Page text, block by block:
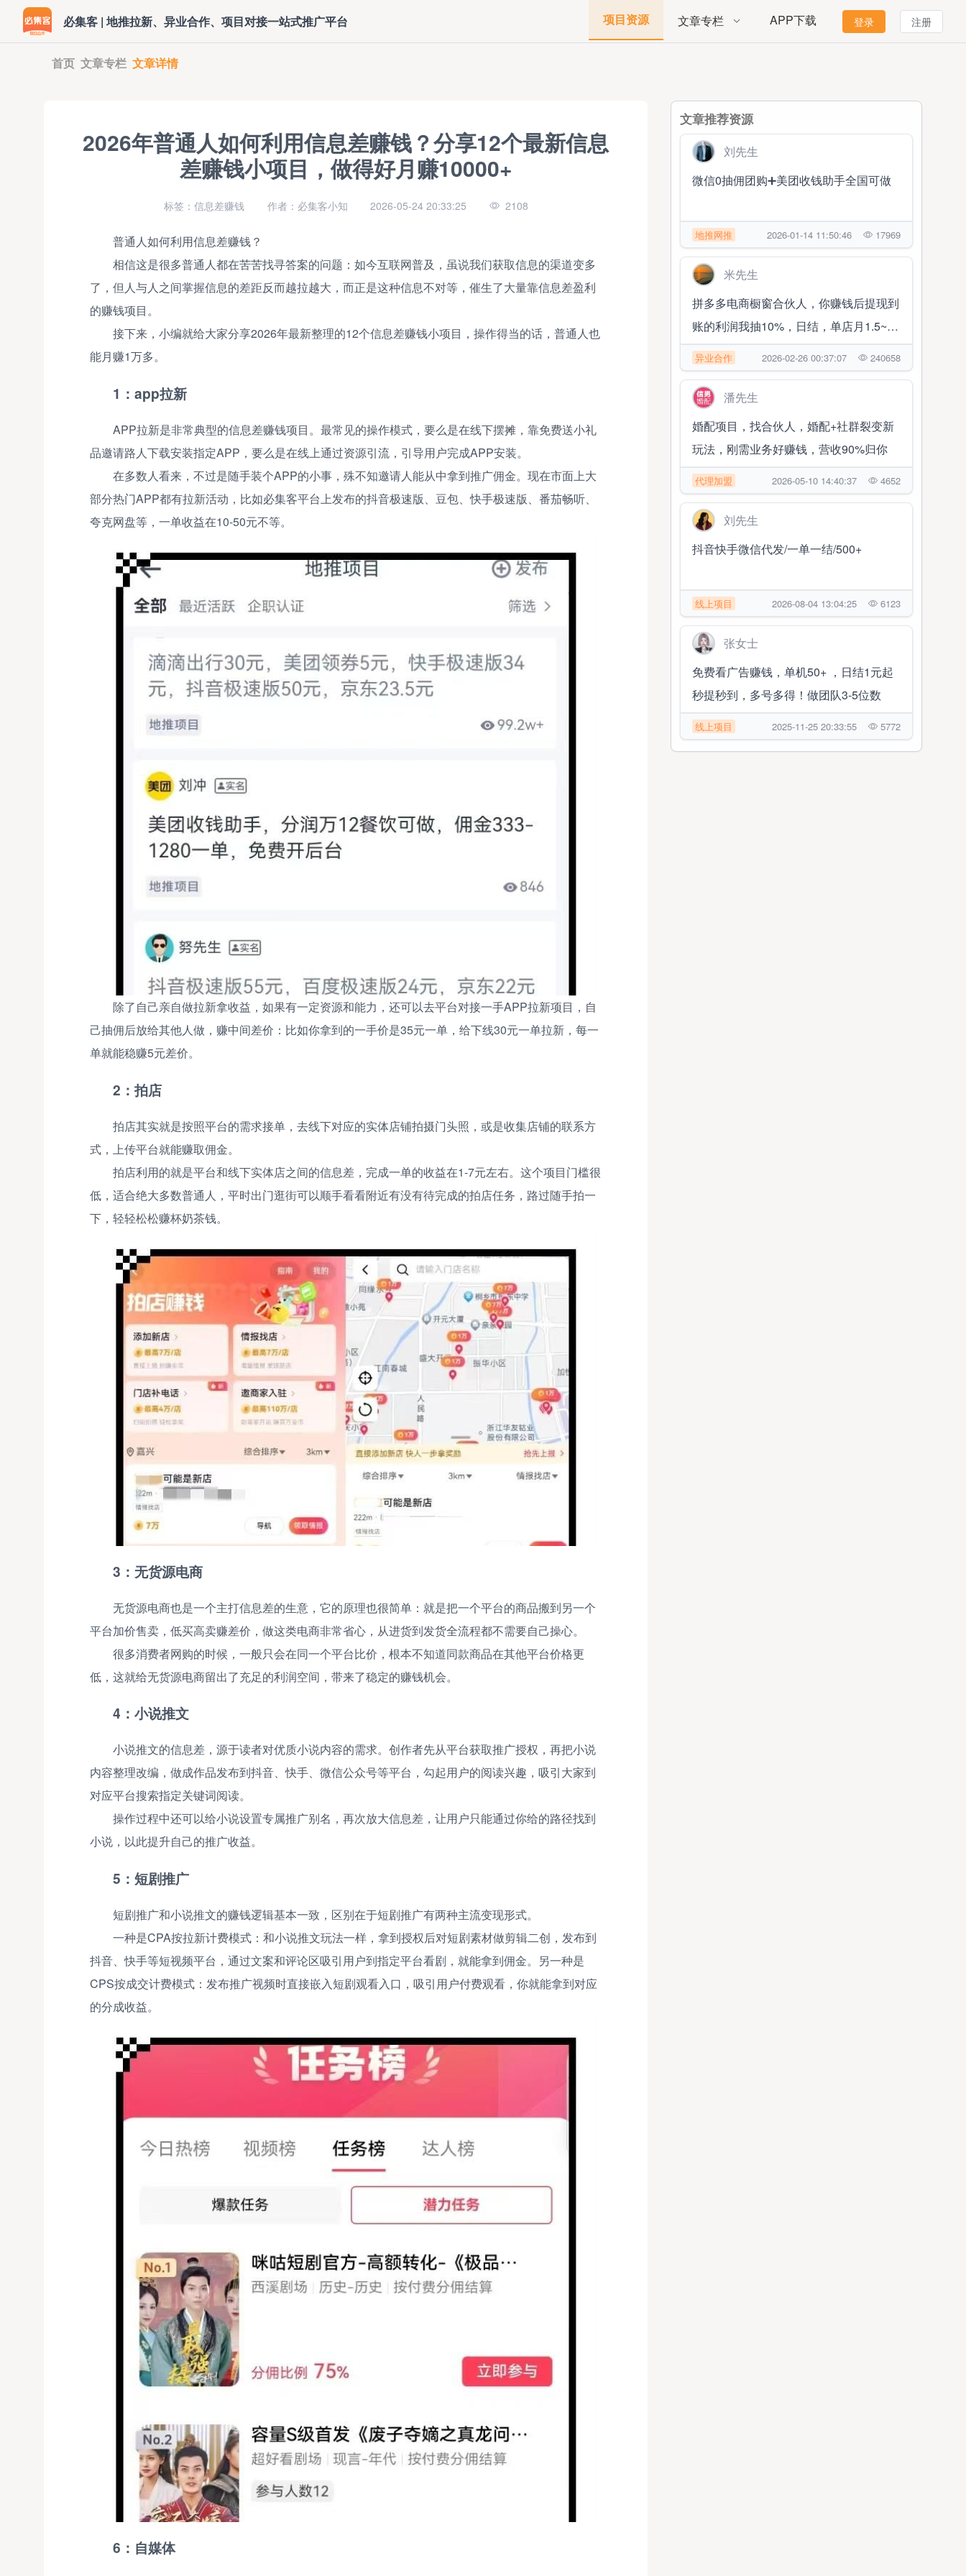
必集客 | 地推拉新、异业合作、项目对接一站式推广平台 项目资源 文章专栏 APP下载 登录 注册
首页 文章专栏 文章详情
2026年普通人如何利用信息差赚钱？分享12个最新信息
差赚钱小项目，做得好月赚10000+
标签：信息差赚钱 作者：必集客小知 2026-05-24 20:33:25 2108
普通人如何利用信息差赚钱？
相信这是很多普通人都在苦苦找寻答案的问题：如今互联网普及，虽说我们获取信息的渠道变多
了，但人与人之间掌握信息的差距反而越拉越大，而正是这种信息不对等，催生了大量靠信息差盈利
的赚钱项目。
接下来，小编就给大家分享2026年最新整理的12个信息差赚钱小项目，操作得当的话，普通人也
能月赚1万多。
1：app拉新
APP拉新是非常典型的信息差赚钱项目。最常见的操作模式，要么是在线下摆摊，靠免费送小礼
品邀请路人下载安装指定APP，要么是在线上通过资源引流，引导用户完成APP安装。
在多数人看来，不过是随手装个APP的小事，殊不知邀请人能从中拿到推广佣金。现在市面上大
部分热门APP都有拉新活动，比如必集客平台上发布的抖音极速版、豆包、快手极速版、番茄畅听、
夸克网盘等，一单收益在10-50元不等。
除了自己亲自做拉新拿收益，如果有一定资源和能力，还可以去平台对接一手APP拉新项目，自
己抽佣后放给其他人做，赚中间差价：比如你拿到的一手价是35元一单，给下线30元一单拉新，每一
单就能稳赚5元差价。
2：拍店
拍店其实就是按照平台的需求接单，去线下对应的实体店铺拍摄门头照，或是收集店铺的联系方
式，上传平台就能赚取佣金。
拍店利用的就是平台和线下实体店之间的信息差，完成一单的收益在1-7元左右。这个项目门槛很
低，适合绝大多数普通人，平时出门逛街可以顺手看看附近有没有待完成的拍店任务，路过随手拍一
下，轻轻松松赚杯奶茶钱。
3：无货源电商
无货源电商也是一个主打信息差的生意，它的原理也很简单：就是把一个平台的商品搬到另一个
平台加价售卖，低买高卖赚差价，做这类电商非常省心，从进货到发货全流程都不需要自己操心。
很多消费者网购的时候，一般只会在同一个平台比价，根本不知道同款商品在其他平台价格更
低，这就给无货源电商留出了充足的利润空间，带来了稳定的赚钱机会。
4：小说推文
小说推文的信息差，源于读者对优质小说内容的需求。创作者先从平台获取推广授权，再把小说
内容整理改编，做成作品发布到抖音、快手、微信公众号等平台，勾起用户的阅读兴趣，吸引大家到
对应平台搜索指定关键词阅读。
操作过程中还可以给小说设置专属推广别名，再次放大信息差，让用户只能通过你给的路径找到
小说，以此提升自己的推广收益。
5：短剧推广
短剧推广和小说推文的赚钱逻辑基本一致，区别在于短剧推广有两种主流变现形式。
一种是CPA按拉新计费模式：和小说推文玩法一样，拿到授权后对短剧素材做剪辑二创，发布到
抖音、快手等短视频平台，通过文案和评论区吸引用户到指定平台看剧，就能拿到佣金。另一种是
CPS按成交计费模式：发布推广视频时直接嵌入短剧观看入口，吸引用户付费观看，你就能拿到对应
的分成收益。
6：自媒体
文章推荐资源
刘先生
微信0抽佣团购➕美团收钱助手全国可做
地推网推 2026-01-14 11:50:46 17969
米先生
拼多多电商橱窗合伙人，你赚钱后提现到
账的利润我抽10%，日结，单店月1.5~2
万 随时提现
异业合作 2026-02-26 00:37:07 240658
潘先生
婚配项目，找合伙人，婚配+社群裂变新
玩法，刚需业务好赚钱，营收90%归你
代理加盟 2026-05-10 14:40:37 4652
刘先生
抖音快手微信代发/一单一结/500+
线上项目 2026-08-04 13:04:25 6123
张女士
免费看广告赚钱，单机50+ ，日结1元起
秒提秒到，多号多得！做团队3-5位数
线上项目 2025-11-25 20:33:55 5772